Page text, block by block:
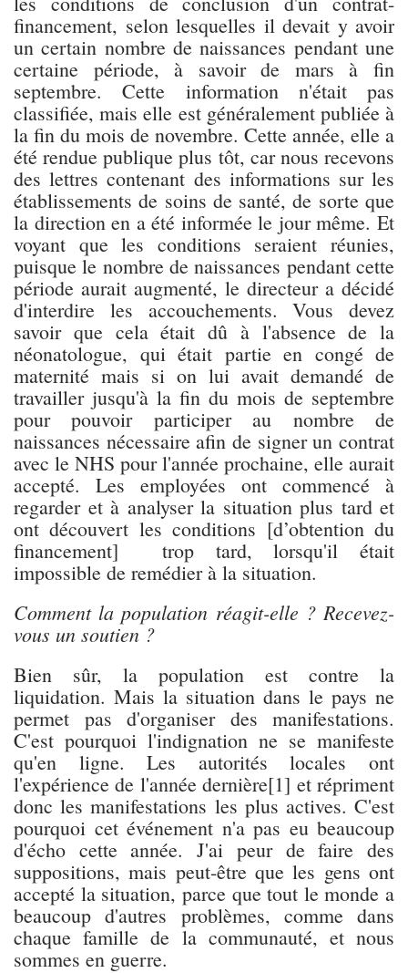
financement, selon lesquelles il devait y avoir
un certain nombre de naissances pendant une
certaine période, à savoir de mars à fin
septembre. Cette information n'était pas
classifiée, mais elle est généralement publiée à
la fin du mois de novembre. Cette année, elle a
été rendue publique plus tôt, car nous recevons
des lettres contenant des informations sur les
établissements de soins de santé, de sorte que
la direction en a été informée le jour même. Et
voyant que les conditions seraient réunies,
puisque le nombre de naissances pendant cette
période aurait augmenté, le directeur a décidé
d'interdire les accouchements. Vous devez
savoir que cela était dû à l'absence de la
néonatologue, qui était partie en congé de
maternité mais si on lui avait demandé de
travailler jusqu'à la fin du mois de septembre
pour pouvoir participer au nombre de
naissances nécessaire afin de signer un contrat
avec le NHS pour l'année prochaine, elle aurait
accepté. Les employées ont commencé à
regarder et à analyser la situation plus tard et
ont découvert les conditions [d’obtention du
financement] trop tard, lorsqu'il était
impossible de remédier à la situation.
Comment la population réagit-elle ? Recevez-
vous un soutien ?
Bien sûr, la population est contre la
liquidation. Mais la situation dans le pays ne
permet pas d'organiser des manifestations.
C'est pourquoi l'indignation ne se manifeste
qu'en ligne. Les autorités locales ont
l'expérience de l'année dernière[1] et répriment
donc les manifestations les plus actives. C'est
pourquoi cet événement n'a pas eu beaucoup
d'écho cette année. J'ai peur de faire des
suppositions, mais peut-être que les gens ont
accepté la situation, parce que tout le monde a
beaucoup d'autres problèmes, comme dans
chaque famille de la communauté, et nous
sommes en guerre.